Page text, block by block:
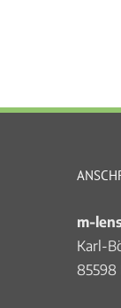
m-
Karl-
85598